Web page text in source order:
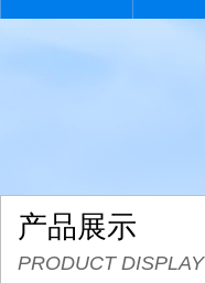
产品展示
PRODUCT DISPLAY